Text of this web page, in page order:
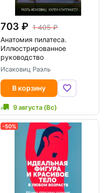
703
1 405
Анатомия пилатеса.
Иллюстрированное
руководство
Исаковиц Раэль
В корзину
9 августа (Вс)
-50%